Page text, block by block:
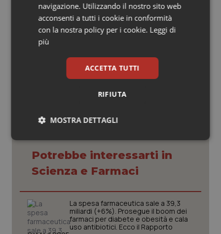
Vaccini
Montecucco (FIRA): “Ricerca scientifica punto
di forza della reumatologia italiana”
25 Novembre 2016
© Riproduzione riservata
Potrebbe interessarti in
Scienza e Farmaci
La spesa farmaceutica sale a 39,3
miliardi (+6%). Prosegue il boom dei
farmaci per diabete e obesità e cala
uso antibiotici. Ecco il Rapporto
navigazione. Utilizzando il nostro sito web
acconsenti a tutti i cookie in conformità
con la nostra policy per i cookie. Leggi di
più
ACCETTA TUTTI
RIFIUTA
MOSTRA DETTAGLI
Necessari Statistici Marketing
Necessari Statistici Marketing
I cookie necessari contribuiscono a rendere fruibile il